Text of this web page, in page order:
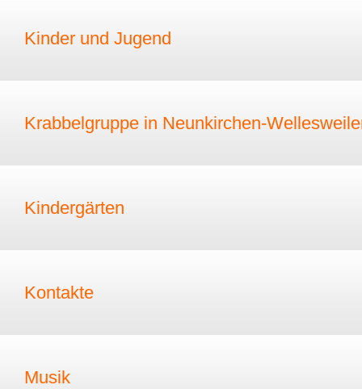
Kinder und Jugend
Krabbelgruppe in Neunkirchen-
Kindergärten
Kontakte
Musik